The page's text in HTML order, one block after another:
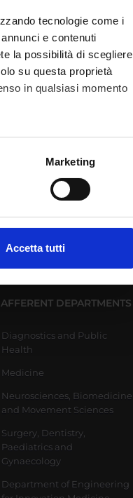
tecnologie come i
e contenuti
la possibilità di scegliere
su questa proprietà
in qualsiasi momento
metro,Marketing
Accetta tutti
AFFERENT DEPARTMENTS
Diagnostics and Public
Health
Medicine
Neurosciences, Biomedicine
and Movement Sciences
Surgery, Dentistry,
Paediatrics and
Gynaecology
Department of Engineering